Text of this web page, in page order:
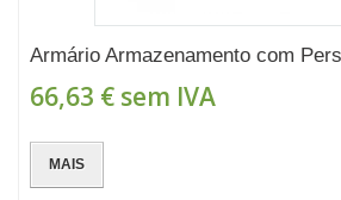
Armário Armazenamento com
66,63 € sem IVA
MAIS